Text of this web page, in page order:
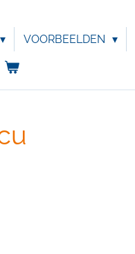
VOORBEELDEN